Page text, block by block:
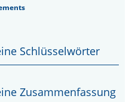
Schlüsselwörter
Zusammenfassung